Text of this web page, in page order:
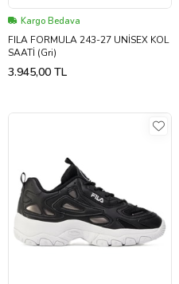
Kargo Bedava
FILA FORMULA 243-27 UNİSEX KOL
SAATİ (Gri)
3.945,00 TL